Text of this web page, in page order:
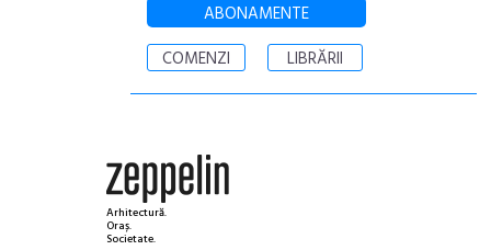
ABONAMENTE
COMENZI
LIBRĂRII
Arhitectură.
Oraș.
Societate.